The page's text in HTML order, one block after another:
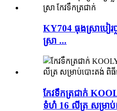
KY704 ធុងស្រាបៀ
ស្រា ...
កែវទឹកត្រជាក់
ទំហំ 16 លីត្រ សម្រាប់